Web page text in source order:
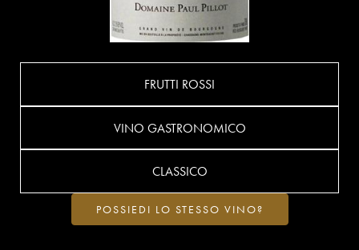
FRUTTI ROSSI
VINO GASTRONOMICO
CLASSICO
POSSIEDI LO STESSO VINO?